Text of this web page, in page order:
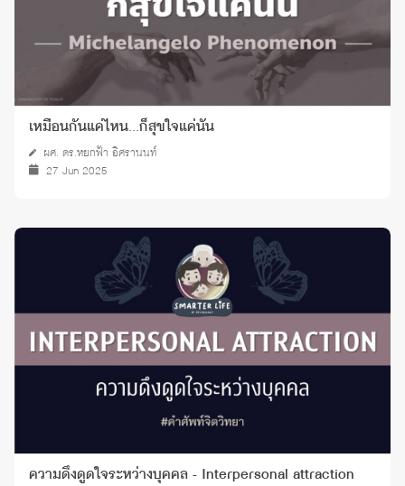
เหมือนกันแค่ไหน...ก็สุขใจแค่นั้น
ผศ. ดร.หยกฟ้า อิศรานนท์
27 Jun 2025
ความดึงดูดใจระหว่างบุคคล - Interpersonal attraction